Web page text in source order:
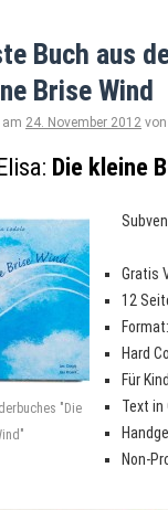
Buch aus
Brise Wind
24. November 2012 von
Die kleine
"Die
Gratis
12
Hard
Für
Text
Non-